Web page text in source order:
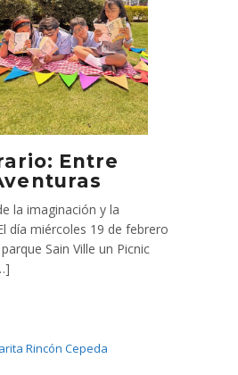
Entre
la imaginación y la
día miércoles 19 de febrero
Sain Ville un Picnic
Rincón Cepeda